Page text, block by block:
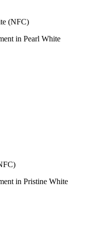
(NFC)
in Pearl White
in Pristine White